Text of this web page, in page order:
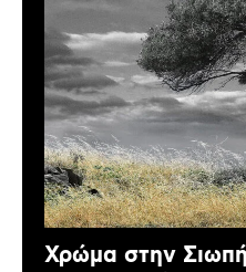
Χρώμα στην